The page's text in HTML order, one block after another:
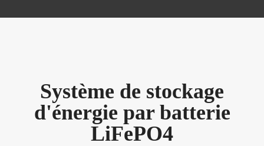
Système de stockage
d'énergie par batterie
LiFePO4